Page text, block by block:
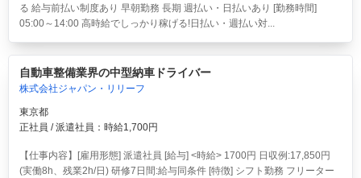
る 給与前払い制度あり 早朝勤務 長期 週払い・日払いあり [勤務時間]
05:00～14:00 高時給でしっかり稼げる!日払い・週払い対...
自動車整備業界の中型納車ドライバー
株式会社ジャパン・リリーフ
東京都
正社員 / 派遣社員：時給1,700円
【仕事内容】[雇用形態] 派遣社員 [給与] <時給> 1700円 日収例:17,850円
(実働8h、残業2h/日) 研修7日間:給与同条件 [特徴] シフト勤務 フリーター